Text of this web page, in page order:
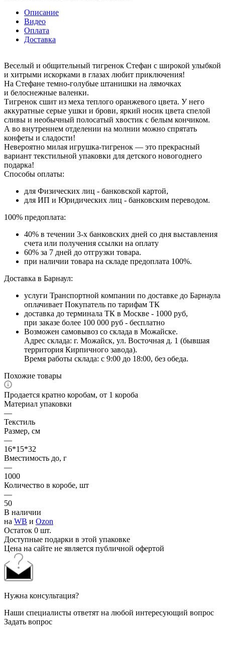
Описание
Видео
Оплата
Доставка
Веселый и общительный тигренок Стефан с широкой улыбкой
и хитрыми искорками в глазах любит приключения!
На Стефане темно‑голубые штанишки на лямочках
и белоснежные валенки.
Тигренок сшит из меха теплого оранжевого цвета. У него
аккуратные серые ушки и брови, яркий носик цвета спелой
сливы и необычный полосатый хвостик с белым кончиком.
А во внутреннем отделении на молнии можно спрятать
конфеты и сладости!
Невероятно милая игрушка‑тигренок — это прекрасный
вариант текстильной упаковки для детского новогоднего
подарка!
Способы оплаты:
для Физических лиц - банковской картой,
для ИП и Юридических лиц - банковским переводом.
100% предоплата:
40% в течении 3-х банковских дней со дня выставления
счета или получения ссылки на оплату
60% за 7 дней до отгрузки товара.
при наличии товара на складе предоплата 100%.
Доставка в Барнаул:
услуги Транспортной компании по доставке до Барнаула
оплачивает Покупатель по тарифам ТК
доставка до терминала ТК в Москве - 1000 руб,
при заказе более 100 000 руб - бесплатно
Возможен самовывоз со склада в Можайске.
Адрес склада: г. Можайск, ул. Восточная д. 1 (бывшая
территория Кирпичного завода).
Время работы склада: с 9:00 до 18:00, без обеда.
Похожие товары
Продается кратно коробам, от 1 короба
Материал упаковки
—
Текстиль
Размер, см
—
16*15*32
Вместимость до, г
—
1000
Количество в коробе, шт
—
50
В наличии
на WB и Ozon
Остаток 0 шт.
Доступные подарки в этой упаковке
Цена на сайте не является публичной офертой
Нужна консультация?
Наши специалисты ответят на любой интересующий вопрос
Задать вопрос